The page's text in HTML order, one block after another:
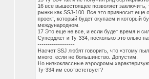
16 все вышестоящее позволяет
рынки как SSJ-100. Все это привносит еще
проект, который будет окупаем и который
международном.
17 Это еще не все, и если будет время и
Суперджет и Ту-334, посколько это олько
-------------------
Насчет SSJ любят говорить, что «этому
много, если не большинство. Допустим.
Но низкоклассные аэродромы
Ту-334 им соответствует?